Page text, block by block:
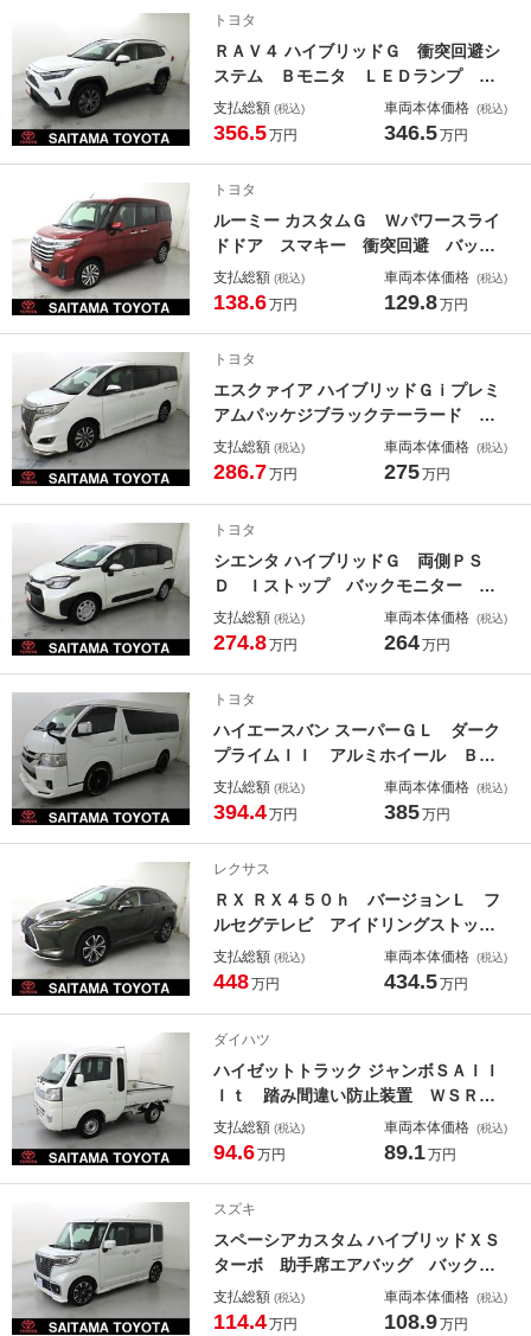
トヨタ
ＲＡＶ４ ハイブリッドＧ 衝突回避シ
ステム Ｂモニタ ＬＥＤランプ 地
デジ 点検記録簿 ＡＣ１００Ｖ ス
マートキー＆プッシュスタート ナビ
イブレコーダ ＡＷ
支払総額 (税込)
356.5万円
車両本体価格 (税込)
346.5万円
トヨタ
ルーミー カスタムＧ Ｗパワースライ
ドドア スマキー 衝突回避 バック
モニター ＬＥＤヘッドライト 横滑
り防止システム クルコン Ａ－ＳＴ
ＴＶ エアバック
支払総額 (税込)
138.6万円
車両本体価格 (税込)
129.8万円
トヨタ
エスクァイア ハイブリッドＧｉプレミ
アムパッケジブラックテーラード 両
自動ドア プリクラッシュセーフティ
ー Ｂモニ エアロ スマキ－ デュ
ルーズコントロール ワンオーナ ナ
ビＴＶ アイドリングストップ
支払総額 (税込)
286.7万円
車両本体価格 (税込)
275万円
トヨタ
シエンタ ハイブリッドＧ 両側ＰＳ
Ｄ Ｉストップ バックモニター ワ
ンオーナ ＬＥＤヘッドライト スマ
ートキー＆プッシュスタート ドライ
ＴＣ ＡＢＳ 記録簿
支払総額 (税込)
274.8万円
車両本体価格 (税込)
264万円
トヨタ
ハイエースバン スーパーＧＬ ダーク
プライムＩＩ アルミホイール Ｂカ
メラ ＡＣ１００ リアエアコン Ｅ
ＴＣ エアコン ＤＶＤ再生 地デ
ウ メモリーナビ パワステ ＡＢ
Ｓ ナビＴＶ
支払総額 (税込)
394.4万円
車両本体価格 (税込)
385万円
レクサス
ＲＸ ＲＸ４５０ｈ バージョンＬ フ
ルセグテレビ アイドリングストッ
プ 寒冷地仕様 ナビ＆ＴＶ オート
エアコン フルタイム４ＷＤ アル
マートキー ＤＶＤ再生 ＡＵＸ
支払総額 (税込)
448万円
車両本体価格 (税込)
434.5万円
ダイハツ
ハイゼットトラック ジャンボＳＡＩＩ
Ｉｔ 踏み間違い防止装置 ＷＳＲ
Ｓ ナビＴＶ ＬＥＤヘッドランプ
ＥＳＣ キーレスキー フルセグテレ
転席エアバッグ ＥＴＣ車載器 ＡＢ
Ｓ
支払総額 (税込)
94.6万円
車両本体価格 (税込)
89.1万円
スズキ
スペーシアカスタム ハイブリッドＸＳ
ターボ 助手席エアバッグ バックモ
ニター キーレスエントリー Ａスト
ップ ＰＷ インテリキー ＡＵＸ
支払総額 (税込)
114.4万円
車両本体価格 (税込)
108.9万円